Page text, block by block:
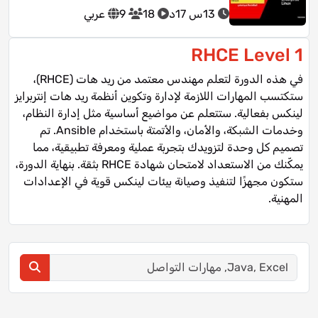
RHCE Level 1
في هذه الدورة لتعلم مهندس معتمد من ريد هات (RHCE)،
ستكتسب المهارات اللازمة لإدارة وتكوين أنظمة ريد هات إنتربرايز
لينكس بفعالية. ستتعلم عن مواضيع أساسية مثل إدارة النظام،
وخدمات الشبكة، والأمان، والأتمتة باستخدام Ansible. تم
تصميم كل وحدة لتزويدك بتجربة عملية ومعرفة تطبيقية، مما
يمكّنك من الاستعداد لامتحان شهادة RHCE بثقة. بنهاية الدورة،
ستكون مجهزًا لتنفيذ وصيانة بيئات لينكس قوية في الإعدادات
المهنية.
13س 17د 18
9 عربي